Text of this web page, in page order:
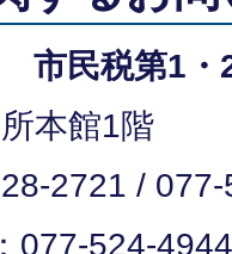
市民税第1・
本館1階
2721 /
077-524-4944